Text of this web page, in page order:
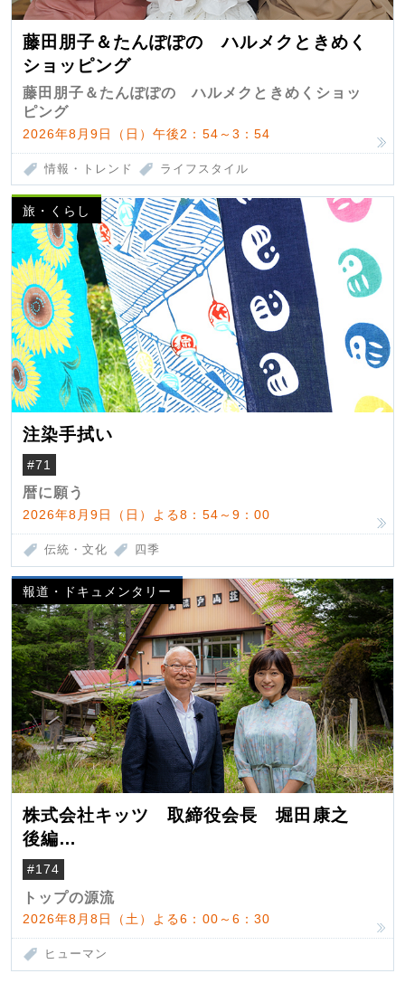
藤田朋子＆たんぽぽの ハルメクときめく
ショッピング
藤田朋子＆たんぽぽの ハルメクときめくショッ
ピング
2026年8月9日（日）午後2：54～3：54
情報・トレンド ライフスタイル
旅・くらし
注染手拭い
#71
暦に願う
2026年8月9日（日）よる8：54～9：00
伝統・文化 四季
報道・ドキュメンタリー
株式会社キッツ 取締役会長 堀田康之
後編
米国駐在でも浮かんだ八ヶ岳 山小屋を営
んだ父母
#174
トップの源流
2026年8月8日（土）よる6：00～6：30
ヒューマン